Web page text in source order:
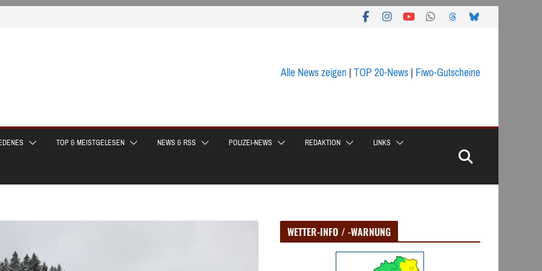
Alle News zeigen|TOP 20-News|Fiwo-Gutscheine
TOP & MEISTGELESEN NEWS & RSS POLIZEI-NEWS REDAKTION LINKS
WETTER-INFO / -WARNUNG